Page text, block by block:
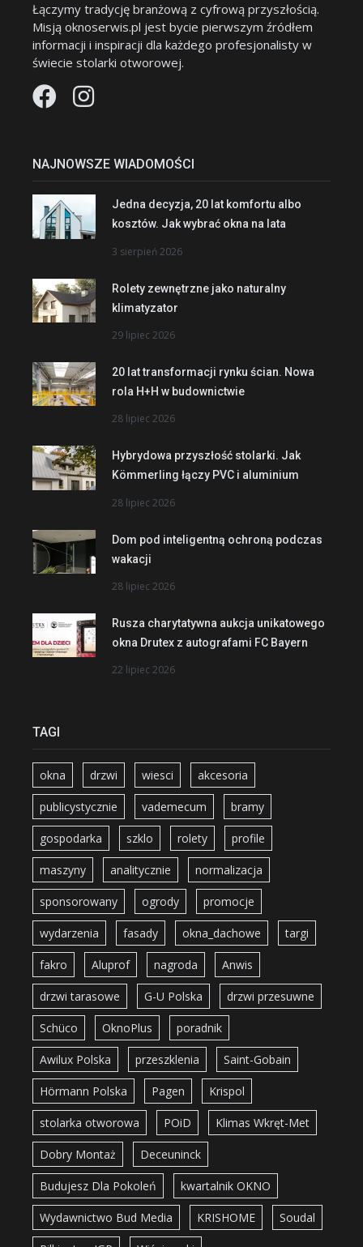
Łączymy tradycję branżową z cyfrową przyszłością.
Misją oknoserwis.pl jest bycie pierwszym źródłem
informacji i inspiracji dla każdego profesjonalisty w
świecie stolarki otworowej.
NAJNOWSZE WIADOMOŚCI
Jedna decyzja, 20 lat komfortu albo
kosztów. Jak wybrać okna na lata
3 sierpień 2026
Rolety zewnętrzne jako naturalny
klimatyzator
29 lipiec 2026
20 lat transformacji rynku ścian. Nowa
rola H+H w budownictwie
28 lipiec 2026
Hybrydowa przyszłość stolarki. Jak
Kömmerling łączy PVC i aluminium
28 lipiec 2026
Dom pod inteligentną ochroną podczas
wakacji
28 lipiec 2026
Rusza charytatywna aukcja unikatowego
okna Drutex z autografami FC Bayern
22 lipiec 2026
TAGI
okna drzwi wiesci akcesoria
publicystycznie vademecum bramy
gospodarka szklo rolety profile
maszyny analitycznie normalizacja
sponsorowany ogrody promocje
wydarzenia fasady okna_dachowe targi
fakro Aluprof nagroda Anwis
drzwi tarasowe G-U Polska drzwi przesuwne
Schüco OknoPlus poradnik
Awilux Polska przeszklenia Saint-Gobain
Hörmann Polska Pagen Krispol
stolarka otworowa POiD Klimas Wkręt-Met
Dobry Montaż Deceuninck
Budujesz Dla Pokoleń kwartalnik OKNO
Wydawnictwo Bud Media KRISHOME Soudal